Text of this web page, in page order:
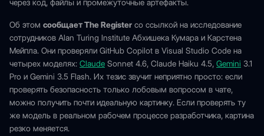
через код, файлы и промежуточные артефакты.
Об этом сообщает The Register со ссылкой на исследование
сотрудников Alan Turing Institute Абхишека Кумара и Карстена
Мейпла. Они проверяли GitHub Copilot в Visual Studio Code на
четырех моделях: Claude Sonnet 4.6, Claude Haiku 4.5, Gemini 3.1
Pro и Gemini 3.5 Flash. Их тезис звучит неприятно просто: если
проверять безопасность только лобовым вопросом в чате,
можно получить почти идеальную картинку. Если проверять ту
же модель в реальном рабочем процессе разработчика, картина
резко меняется.